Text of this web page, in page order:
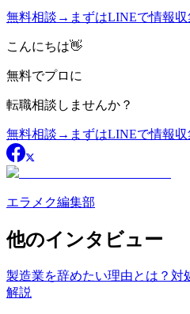
無料相談 → まずはLINEで情報収
こんにちは👋
無料でプロに
転職相談 しませんか？
無料相談 → まずはLINEで情報収
エラメク編集部
他のインタビュー
製造業を辞めたい理由とは？対
解説